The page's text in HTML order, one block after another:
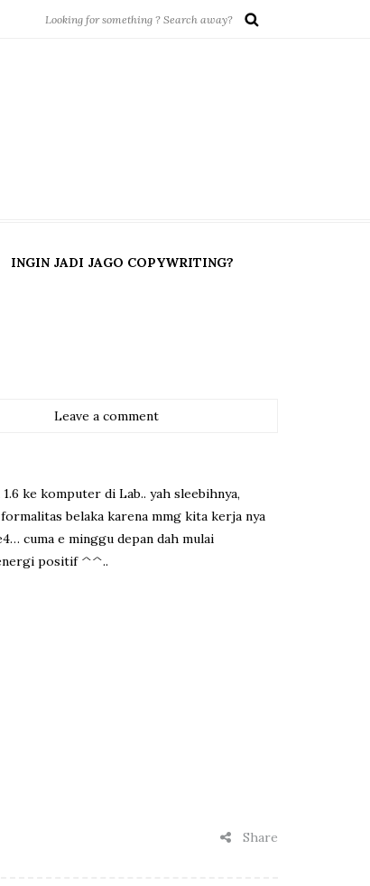
INGIN JADI JAGO COPYWRITING?
Leave a comment
ke komputer di Lab.. yah sleebihnya,
belaka karena mmg kita kerja nya
cuma e minggu depan dah mulai
energi positif ^^..
Share